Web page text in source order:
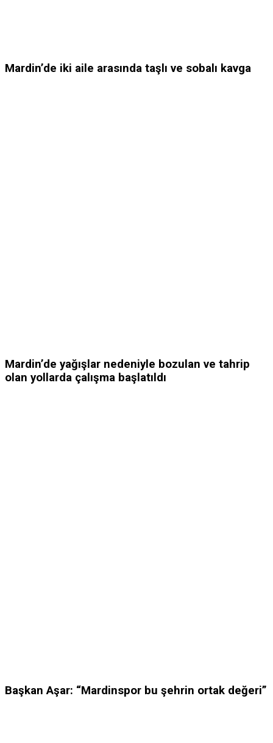
Mardin’de iki aile arasında taşlı ve sobalı kavga
Mardin’de yağışlar nedeniyle bozulan ve tahrip
olan yollarda çalışma başlatıldı
Başkan Aşar: “Mardinspor bu şehrin ortak değeri”